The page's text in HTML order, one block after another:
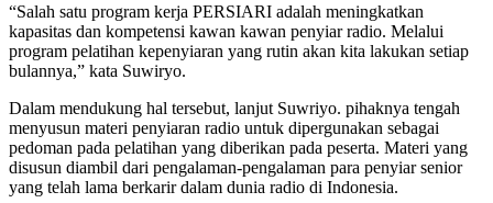
“Salah satu program kerja PERSIARI adalah meningkatkan
kapasitas dan kompetensi kawan kawan penyiar radio. Melalui
program pelatihan kepenyiaran yang rutin akan kita lakukan setiap
bulannya,” kata Suwiryo.
Dalam mendukung hal tersebut, lanjut Suwriyo. pihaknya tengah
menyusun materi penyiaran radio untuk dipergunakan sebagai
pedoman pada pelatihan yang diberikan pada peserta. Materi yang
disusun diambil dari pengalaman-pengalaman para penyiar senior
yang telah lama berkarir dalam dunia radio di Indonesia.